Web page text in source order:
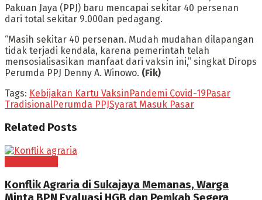
Pakuan Jaya (PPJ) baru mencapai sekitar 40 persenan
dari total sekitar 9.000an pedagang.
“Masih sekitar 40 persenan. Mudah mudahan dilapangan
tidak terjadi kendala, karena pemerintah telah
mensosialisasikan manfaat dari vaksin ini,” singkat Dirops
Perumda PPJ Denny A. Winowo. (Fik)
Tags: Kebijakan Kartu Vaksin Pandemi Covid-19 Pasar
TradisionalPerumda PPJSyarat Masuk Pasar
Related Posts
Konflik Agraria di Sukajaya Memanas, Warga